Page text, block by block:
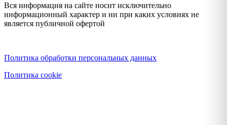
Вся информация на сайте носит исключительно
информационный характер и ни при каких условиях не
является публичной офертой
Политика обработки персональных данных
Политика cookie